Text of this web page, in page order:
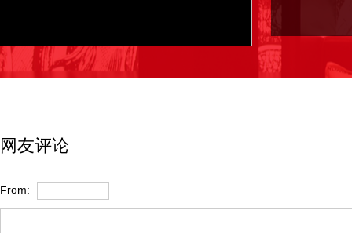
网友评论
From: